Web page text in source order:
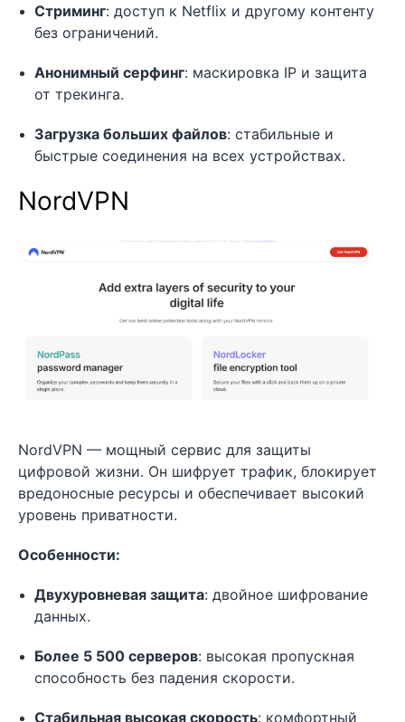
Стриминг: доступ к Netflix и другому контенту
без ограничений.
Анонимный серфинг: маскировка IP и защита
от трекинга.
Загрузка больших файлов: стабильные и
быстрые соединения на всех устройствах.
NordVPN
NordVPN — мощный сервис для защиты
цифровой жизни. Он шифрует трафик, блокирует
вредоносные ресурсы и обеспечивает высокий
уровень приватности.
Особенности:
Двухуровневая защита: двойное шифрование
данных.
Более 5 500 серверов: высокая пропускная
способность без падения скорости.
Стабильная высокая скорость: комфортный